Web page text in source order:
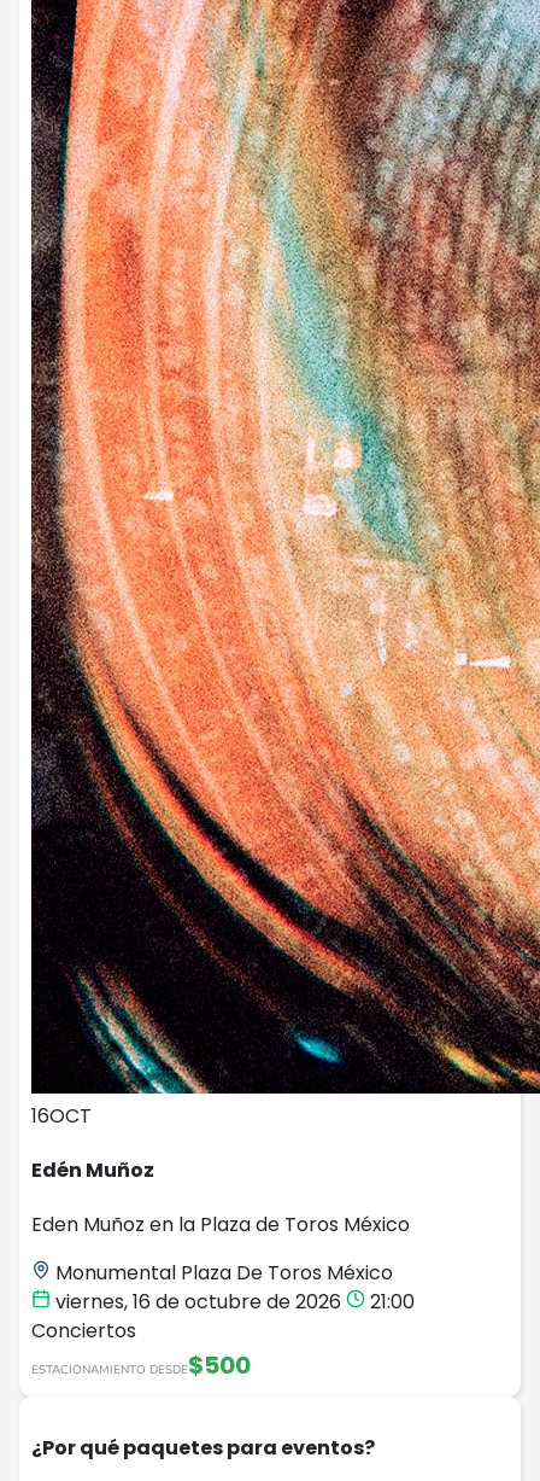
16OCT
Edén Muñoz
Eden Muñoz en la Plaza de Toros México
Monumental Plaza De Toros México
viernes, 16 de octubre de 2026
21:00
Conciertos
ESTACIONAMIENTO DESDE$500
¿Por qué paquetes para eventos?